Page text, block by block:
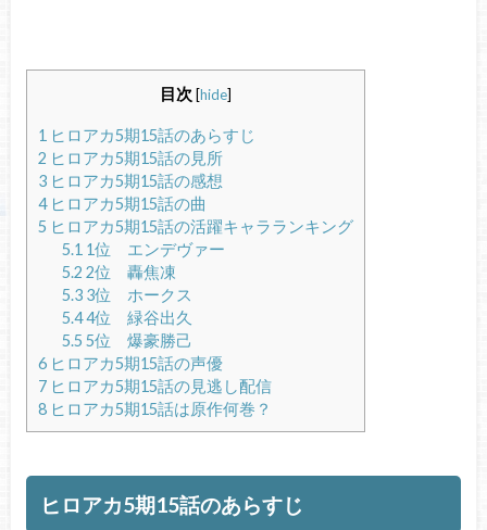
目次 [hide]
1 ヒロアカ5期15話のあらすじ
2 ヒロアカ5期15話の見所
3ヒロアカ5期15話の感想
4ヒロアカ5期15話の曲
5 ヒロアカ5期15話の活躍キャラランキング
5.1 1位 エンデヴァー
5.2 2位 轟焦凍
5.33位 ホークス
5.44位 緑谷出久
5.5 5位 爆豪勝己
6ヒロアカ5期15話の声優
7ヒロアカ5期15話の見逃し配信
8ヒロアカ5期15話は原作何巻？
ヒロアカ5期15話のあらすじ